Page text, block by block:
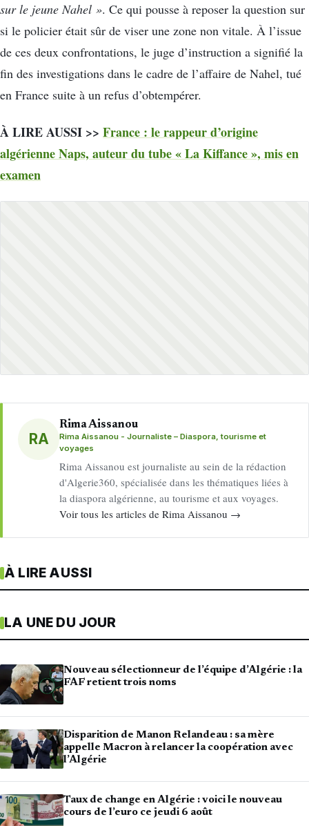
sur le jeune Nahel ». Ce qui pousse à reposer la question sur
si le policier était sûr de viser une zone non vitale. À l’issue
de ces deux confrontations, le juge d’instruction a signifié la
fin des investigations dans le cadre de l’affaire de Nahel, tué
en France suite à un refus d’obtempérer.
À LIRE AUSSI >> France : le rappeur d’origine
algérienne Naps, auteur du tube « La Kiffance », mis en
examen
RA
Rima Aissanou
Rima Aissanou - Journaliste – Diaspora, tourisme et
voyages
Rima Aissanou est journaliste au sein de la rédaction
d'Algerie360, spécialisée dans les thématiques liées à
la diaspora algérienne, au tourisme et aux voyages.
Voir tous les articles de Rima Aissanou →
À LIRE AUSSI
LA UNE DU JOUR
Nouveau sélectionneur de l’équipe d’Algérie : la
FAF retient trois noms
Disparition de Manon Relandeau : sa mère
appelle Macron à relancer la coopération avec
l’Algérie
Taux de change en Algérie : voici le nouveau
cours de l’euro ce jeudi 6 août